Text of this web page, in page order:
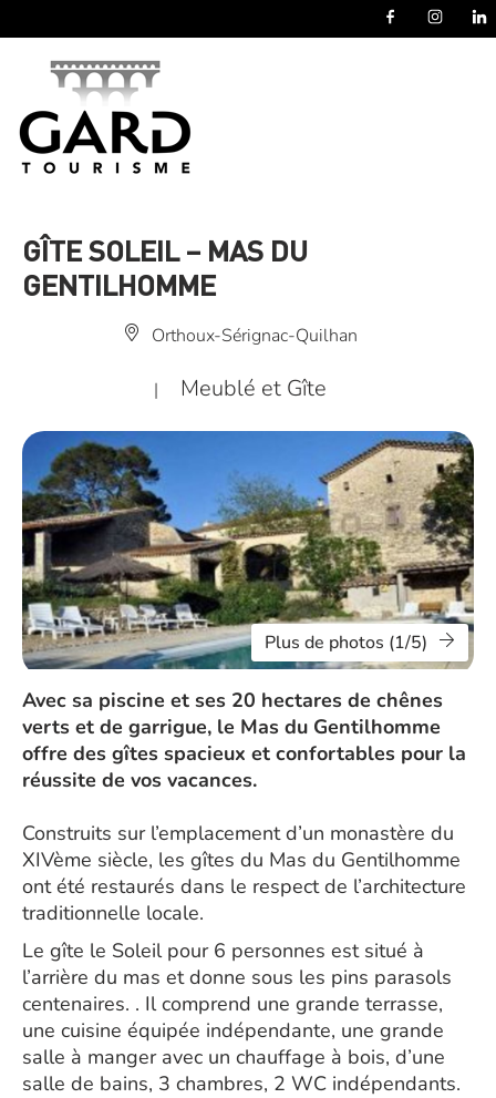
GÎTE SOLEIL – MAS DU
GENTILHOMME
Orthoux-Sérignac-Quilhan
| Meublé et Gîte
Plus de photos (1/5)
Avec sa piscine et ses 20 hectares de chênes
verts et de garrigue, le Mas du Gentilhomme
offre des gîtes spacieux et confortables pour la
réussite de vos vacances.
Construits sur l’emplacement d’un monastère du
XIVème siècle, les gîtes du Mas du Gentilhomme
ont été restaurés dans le respect de l’architecture
traditionnelle locale.
Le gîte le Soleil pour 6 personnes est situé à
l’arrière du mas et donne sous les pins parasols
centenaires. . Il comprend une grande terrasse,
une cuisine équipée indépendante, une grande
salle à manger avec un chauffage à bois, d’une
salle de bains, 3 chambres, 2 WC indépendants.